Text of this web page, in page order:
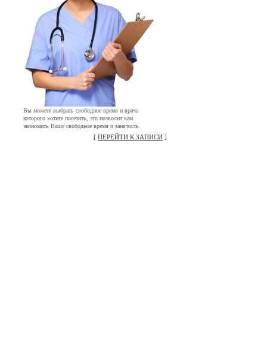
Вы можете выбрать свободное время и врача
которого хотите посетить, это позволит вам
экономить Ваше свободное время и занятость.
[ ПЕРЕЙТИ К ЗАПИСИ ]